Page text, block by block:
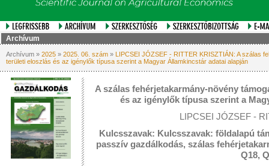
Archívum
Archívum » 2025 » 2025. 06. szám » LIPCSEI JÓZSEF - RITTER KRISZTIÁN: A szálas
területi eloszlás és az igénylők típusa szerint a Magyar Államkincstár adatai alapján
A szálas fehérjetakarmány-növény
és az igénylők típusa szerint a
LIPCSEI JÓZSEF -
Kulcsszavak: Kulcsszavak: földalapú
passzív gazdálkodás, szálas
Q18,